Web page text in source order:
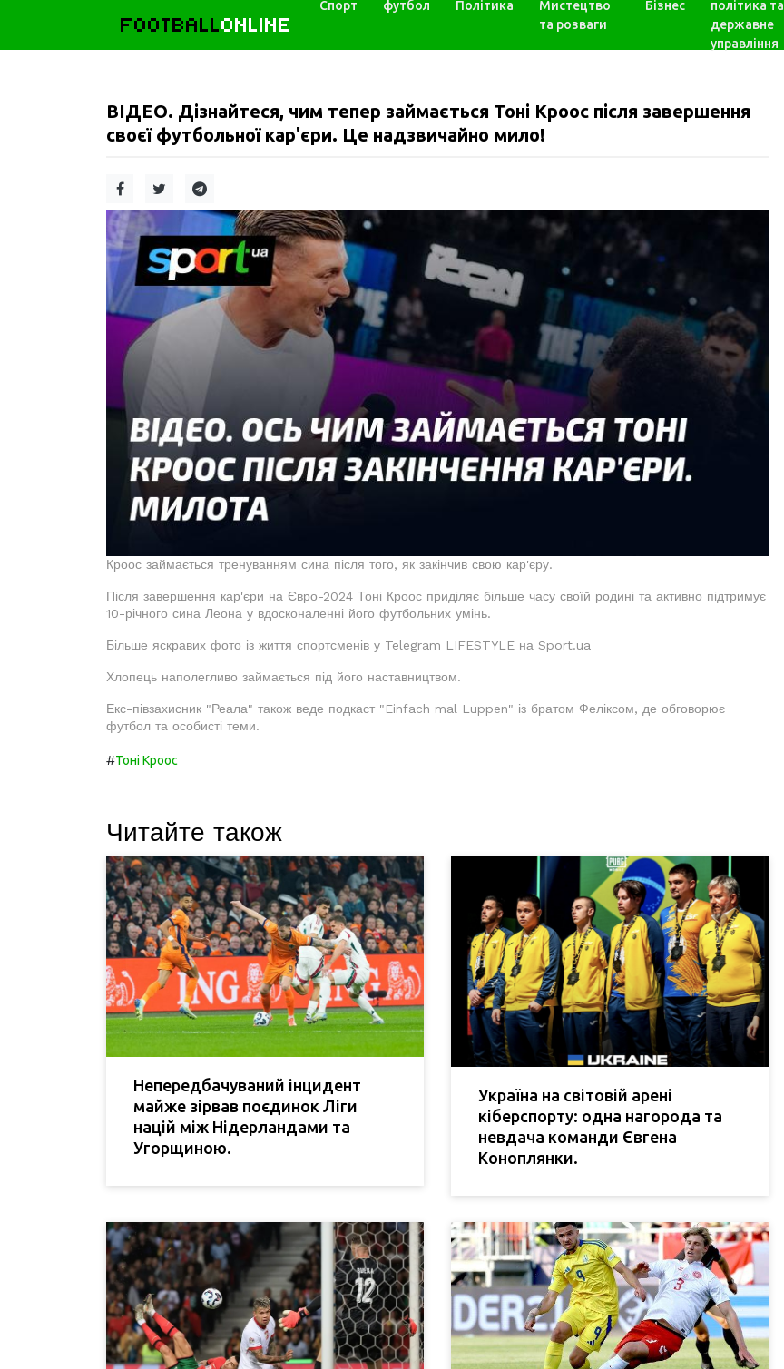
FOOTBALLONLINE
Спорт футбол Політика
Мистецтво
та розваги
Бізнес
політика та
державне
управління
ВІДЕО. Дізнайтеся, чим тепер займається Тоні Кроос після завершення
своєї футбольної кар'єри. Це надзвичайно мило!
Кроос займається тренуванням сина після того, як закінчив свою кар'єру.
Після завершення кар'єри на Євро-2024 Тоні Кроос приділяє більше часу своїй родині та активно підтримує
10-річного сина Леона у вдосконаленні його футбольних умінь.
Більше яскравих фото із життя спортсменів у Telegram LIFESTYLE на Sport.ua
Хлопець наполегливо займається під його наставництвом.
Екс-півзахисник "Реала" також веде подкаст "Einfach mal Luppen" із братом Феліксом, де обговорює
футбол та особисті теми.
#Тоні Кроос
Читайте також
Непередбачуваний інцидент
майже зірвав поєдинок Ліги
націй між Нідерландами та
Угорщиною.
Україна на світовій арені
кіберспорту: одна нагорода та
невдача команди Євгена
Коноплянки.